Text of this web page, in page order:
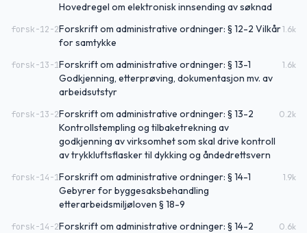
Hovedregel om elektronisk innsending av søknad
forsk-12-2Forskrift om administrative ordninger: § 12-2 Vilkår
for samtykke
1.6k
forsk-13-1Forskrift om administrative ordninger: § 13-1
Godkjenning, etterprøving, dokumentasjon mv. av
arbeidsutstyr
1.6k
forsk-13-2Forskrift om administrative ordninger: § 13-2
Kontrollstempling og tilbaketrekning av
godkjenning av virksomhet som skal drive kontroll
av trykkluftsflasker til dykking og åndedrettsvern
0.2k
forsk-14-1Forskrift om administrative ordninger: § 14-1
Gebyrer for byggesaksbehandling
etterarbeidsmiljøloven § 18-9
1.9k
forsk-14-2Forskrift om administrative ordninger: § 14-2
0.6k